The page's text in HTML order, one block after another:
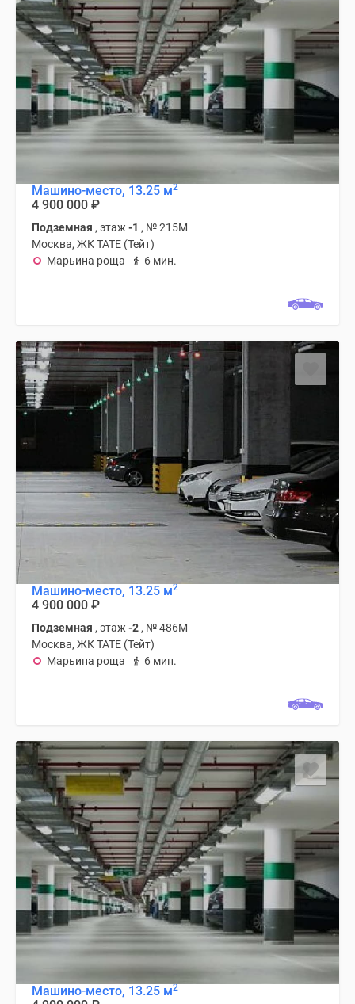
Машино-место, 13.25 м2
4 900 000 ₽
Подземная , этаж -1 , № 215М
Москва, ЖК TATE (Тейт)
Марьина роща
6 мин.
Машино-место, 13.25 м2
4 900 000 ₽
Подземная , этаж -2 , № 486М
Москва, ЖК TATE (Тейт)
Марьина роща
6 мин.
Машино-место, 13.25 м2